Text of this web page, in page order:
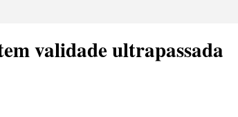
validade ultrapassada